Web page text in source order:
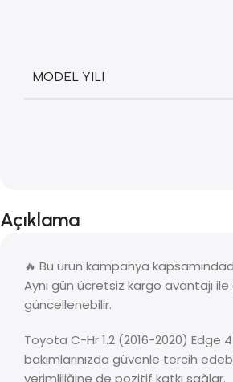
MODEL YILI
Açıklama
🔥 Bu ürün kampanya
Aynı gün ücretsiz kargo avantajı
güncellenebilir.
Toyota C-Hr 1.2 (2016-2020) Edge
bakımlarınızda güvenle tercih
verimliliğine de pozitif katkı sağlar.